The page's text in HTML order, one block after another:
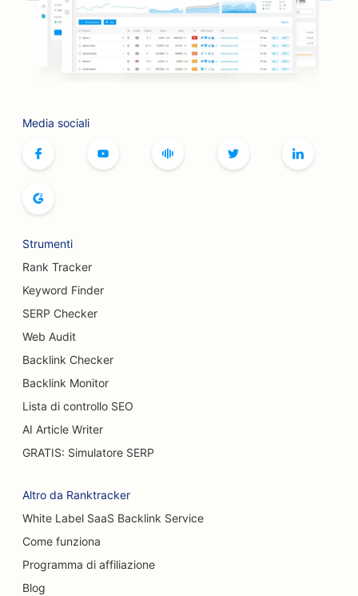
SEO per le librerie
SEO per i barbecue
SEO per i servizi di botox e filler
SEO per le boutique
SEO per i servizi di mastoplastica additiva
SEO per i ristoranti a buffet
SEO per pasticcerie
SEO per concessionari di auto
SEO per chirurghi ustionati
SEO per negozi di moquette e pavimenti
SEO per ristoranti casual
Media sociali
Strumenti
Rank Tracker
Keyword Finder
SERP Checker
Web Audit
Backlink Checker
Backlink Monitor
Lista di controllo SEO
AI Article Writer
GRATIS: Simulatore SERP
Altro da Ranktracker
White Label SaaS Backlink Service
Come funziona
Programma di affiliazione
Blog